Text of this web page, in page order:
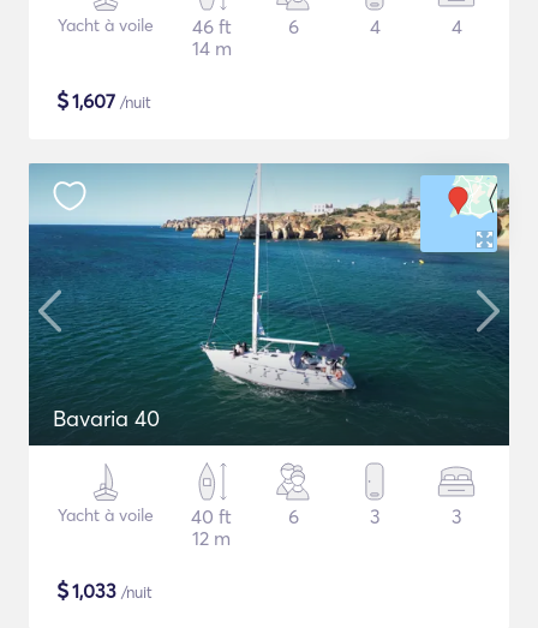
Yacht à voile
46 ft
14 m
6 4 4
$1,607 /nuit
Bavaria 40
Yacht à voile
40 ft
12 m
6 3 3
$1,033 /nuit